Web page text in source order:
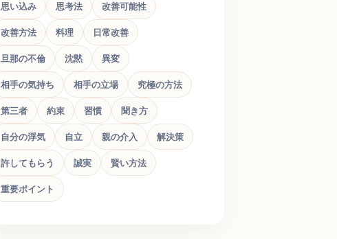
思い込み 思考法 改善可能性
改善方法 料理 日常改善
旦那の不倫 沈黙 異変
相手の気持ち 相手の立場 究極の方法
第三者 約束 習慣 聞き方
自分の浮気 自立 親の介入 解決策
許してもらう 誠実 賢い方法
重要ポイント